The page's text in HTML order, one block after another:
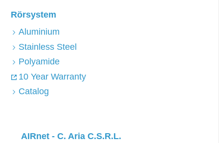
Rörsystem
Aluminium
Stainless Steel
Polyamide
10 Year Warranty
Catalog
AIRnet - C. Aria C.S.R.L.